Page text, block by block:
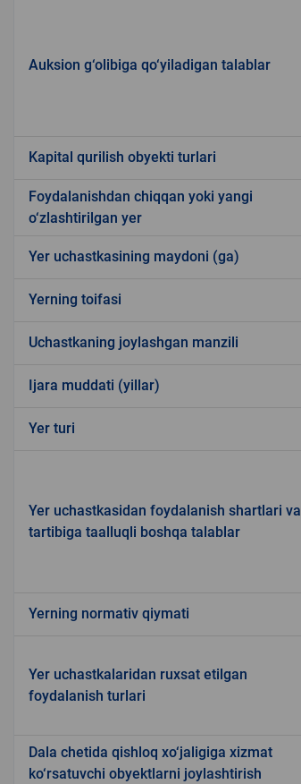
Auksion g‘olibiga qo‘yiladigan talablar
Kapital qurilish obyekti turlari
Foydalanishdan chiqqan yoki yangi
o‘zlashtirilgan yer
Yer uchastkasining maydoni (ga)
Yerning toifasi
Uchastkaning joylashgan manzili
Ijara muddati (yillar)
Yer turi
Yer uchastkasidan foydalanish shartlari va
tartibiga taalluqli boshqa talablar
Yerning normativ qiymati
Yer uchastkalaridan ruxsat etilgan
foydalanish turlari
Dala chetida qishloq xo‘jaligiga xizmat
ko‘rsatuvchi obyektlarni joylashtirish